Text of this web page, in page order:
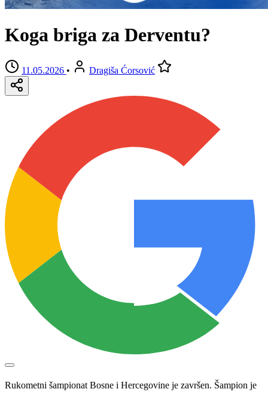
Koga briga za Derventu?
11.05.2026 • Dragiša Ćorsović
Rukometni šampionat Bosne i Hercegovine je završen. Šampion je